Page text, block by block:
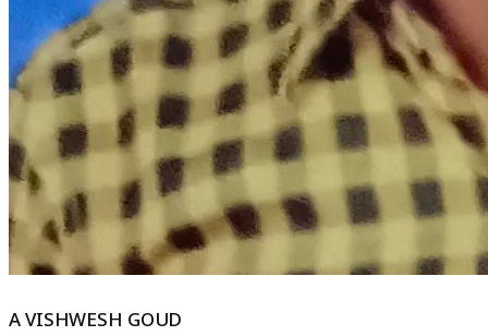
A VISHWESH GOUD